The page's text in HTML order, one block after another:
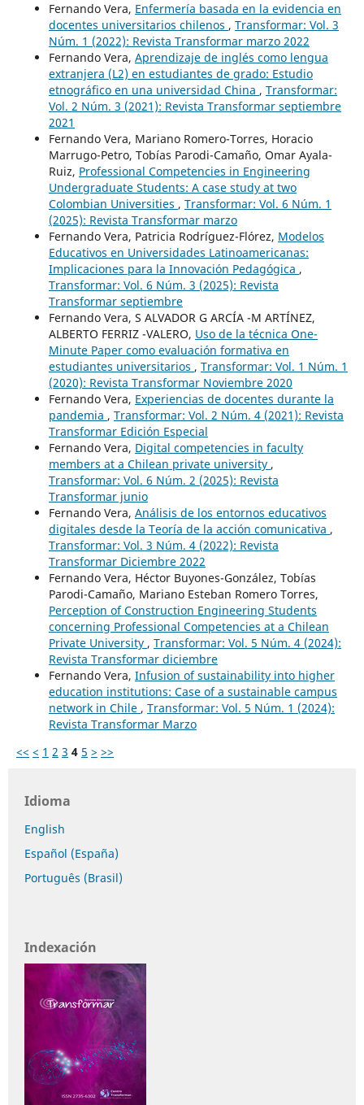
Fernando Vera, Enfermería basada en la evidencia en
docentes universitarios chilenos , Transformar: Vol. 3
Núm. 1 (2022): Revista Transformar marzo 2022
Fernando Vera, Aprendizaje de inglés como lengua
extranjera (L2) en estudiantes de grado: Estudio
etnográfico en una universidad China , Transformar:
Vol. 2 Núm. 3 (2021): Revista Transformar septiembre
2021
Fernando Vera, Mariano Romero-Torres, Horacio
Marrugo-Petro, Tobías Parodi-Camaño, Omar Ayala-
Ruiz, Professional Competencies in Engineering
Undergraduate Students: A case study at two
Colombian Universities , Transformar: Vol. 6 Núm. 1
(2025): Revista Transformar marzo
Fernando Vera, Patricia Rodríguez-Flórez, Modelos
Educativos en Universidades Latinoamericanas:
Implicaciones para la Innovación Pedagógica ,
Transformar: Vol. 6 Núm. 3 (2025): Revista
Transformar septiembre
Fernando Vera, S ALVADOR G ARCÍA -M ARTÍNEZ,
ALBERTO FERRIZ -VALERO, Uso de la técnica One-
Minute Paper como evaluación formativa en
estudiantes universitarios , Transformar: Vol. 1 Núm. 1
(2020): Revista Transformar Noviembre 2020
Fernando Vera, Experiencias de docentes durante la
pandemia , Transformar: Vol. 2 Núm. 4 (2021): Revista
Transformar Edición Especial
Fernando Vera, Digital competencies in faculty
members at a Chilean private university ,
Transformar: Vol. 6 Núm. 2 (2025): Revista
Transformar junio
Fernando Vera, Análisis de los entornos educativos
digitales desde la Teoría de la acción comunicativa ,
Transformar: Vol. 3 Núm. 4 (2022): Revista
Transformar Diciembre 2022
Fernando Vera, Héctor Buyones-González, Tobías
Parodi-Camaño, Mariano Esteban Romero Torres,
Perception of Construction Engineering Students
concerning Professional Competencies at a Chilean
Private University , Transformar: Vol. 5 Núm. 4 (2024):
Revista Transformar diciembre
Fernando Vera, Infusion of sustainability into higher
education institutions: Case of a sustainable campus
network in Chile , Transformar: Vol. 5 Núm. 1 (2024):
Revista Transformar Marzo
<< < 1 2 3 4 5 > >>
Idioma
English
Español (España)
Português (Brasil)
Indexación